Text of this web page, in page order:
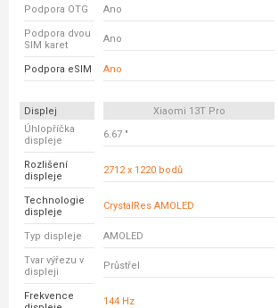
Podpora OTG Ano
Podpora dvou
SIM karet
Ano
Podpora eSIM Ano
Displej Xiaomi 13T Pro
Úhlopříčka
displeje
6.67 "
Rozlišení
displeje
2712 x 1220 bodů
Technologie
displeje
CrystalRes AMOLED
Typ displeje AMOLED
Tvar výřezu v
displeji
Průstřel
Frekvence
144 Hz